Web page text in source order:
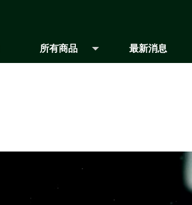
所有商品 最新消息